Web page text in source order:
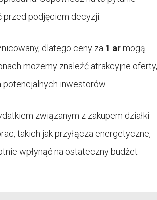
przed podjęciem decyzji.
dlatego ceny za 1 armogą
możemy znaleźć atrakcyjne oferty,
inwestorów.
związanym z zakupem działki
takich jak przyłącza energetyczne,
wpłynąć na ostateczny budżet